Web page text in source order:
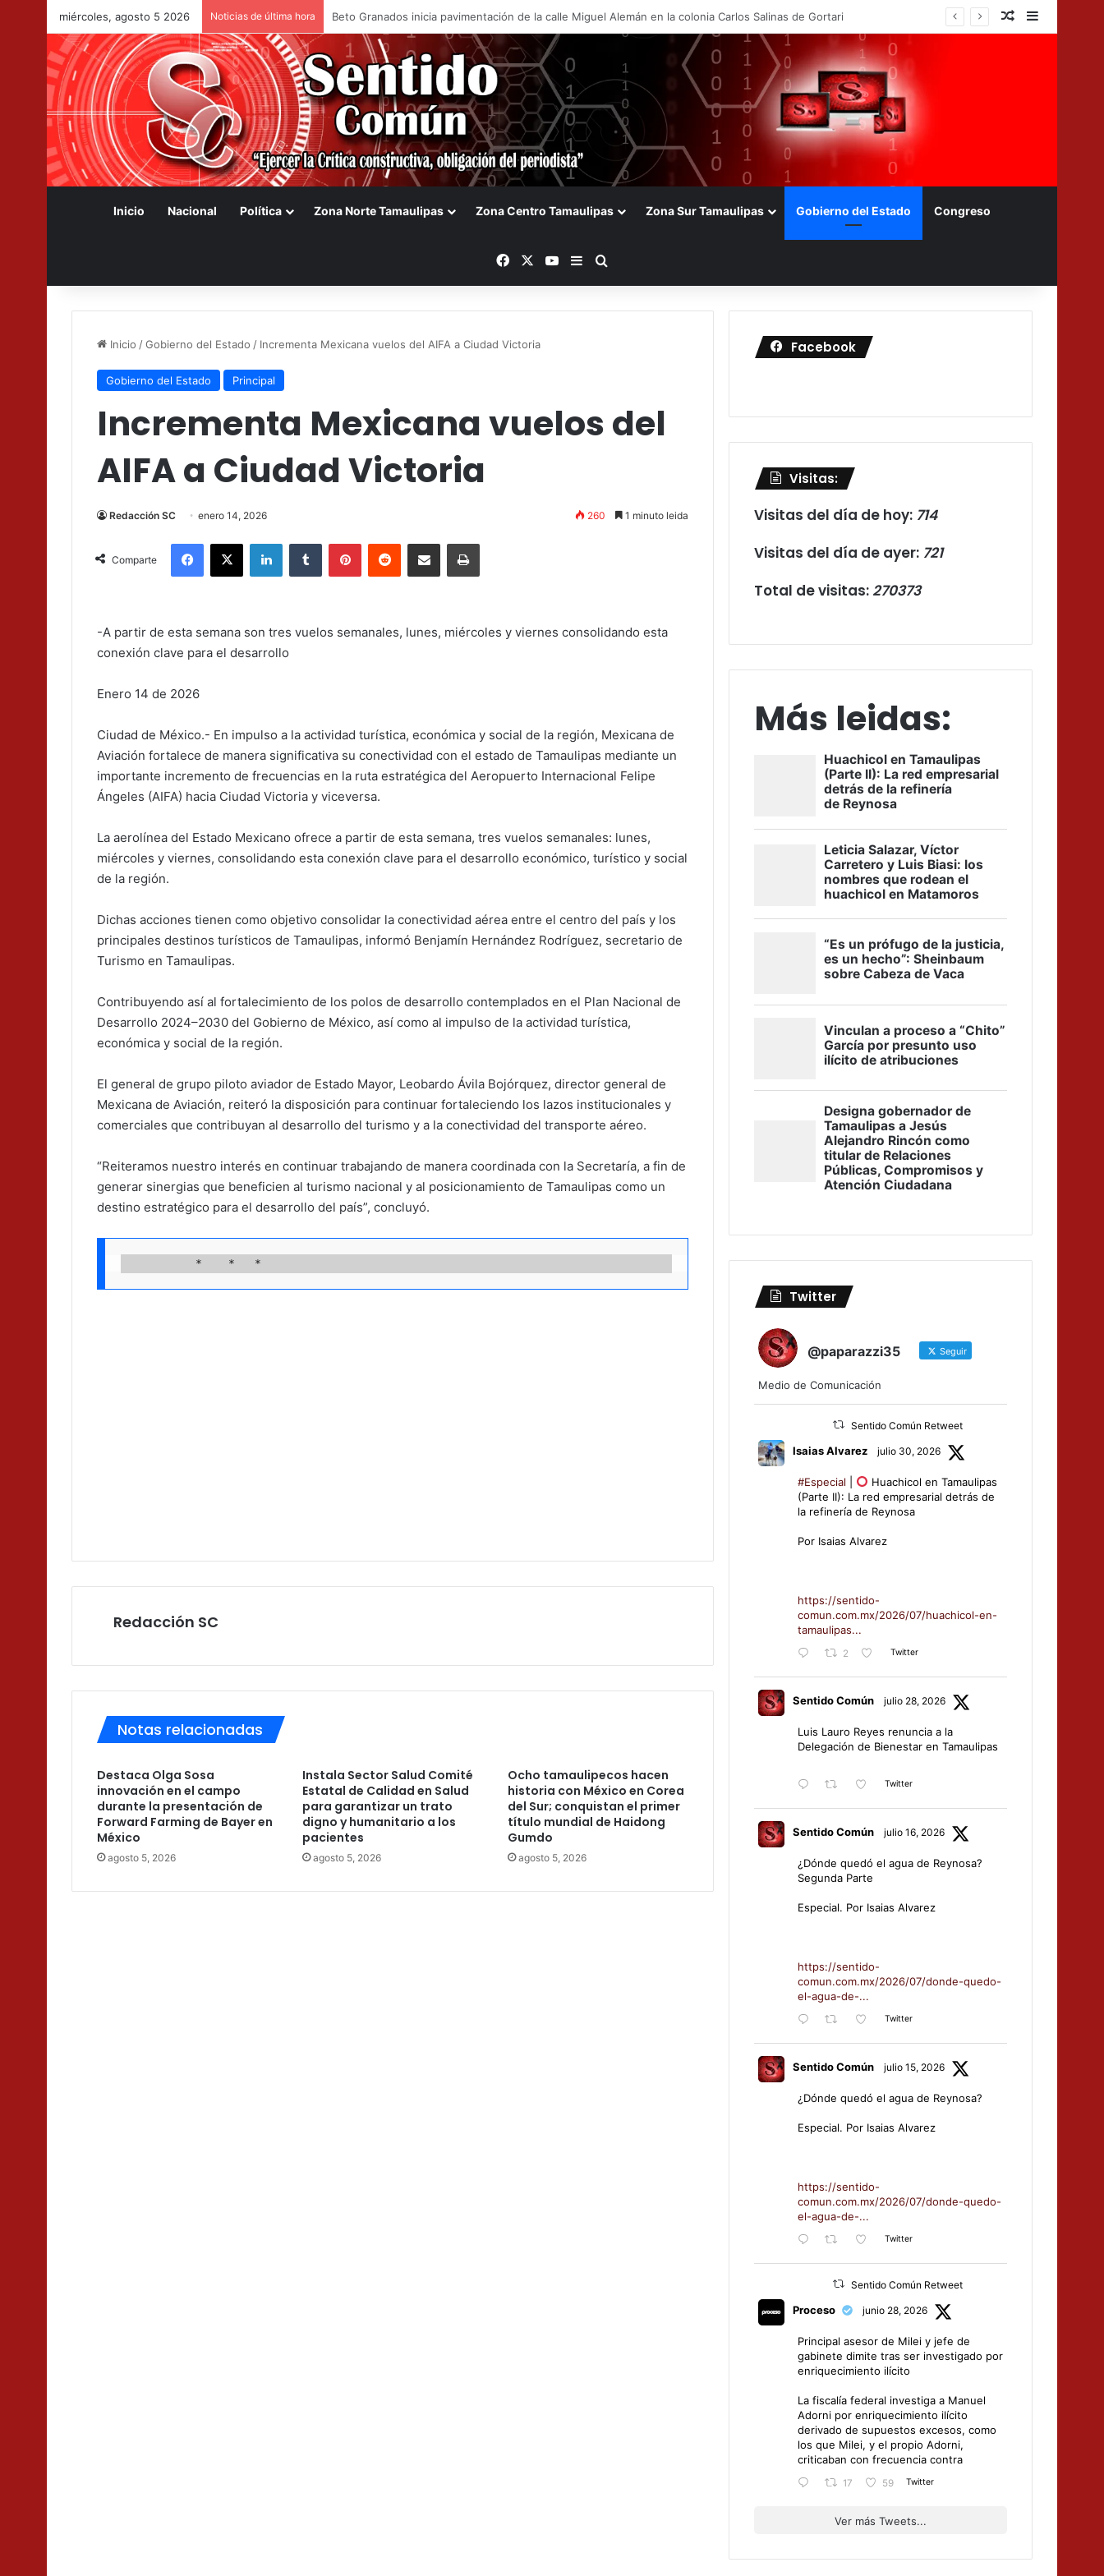
miércoles, agosto 5 2026 Noticias de última hora Destaca Olga Sosa innovación en el campo durante la presentación de Forward Farming de Bayer en México Nota aleatoria
Barra
Inicio Nacional Política Zona Norte Tamaulipas Zona Centro Tamaulipas Zona Sur Tamaulipas Gobierno del Estado Congreso
FacebookYouTubeBarra lateral
Inicio /Gobierno del Estado / Incrementa Mexicana vuelos del AIFA a Ciudad Victoria
Gobierno del Estado Principal
Incrementa Mexicana vuelos del
AIFA a Ciudad Victoria
Redacción SC enero 14, 2026 260 1 minuto leida
Comparte
Facebook
X LinkedInTumblr PinterestReddit Compartir vía email Imprimir
-A partir de esta semana son tres vuelos semanales, lunes, miércoles y viernes consolidando esta
conexión clave para el desarrollo
Enero 14 de 2026
Ciudad de México.- En impulso a la actividad turística, económica y social de la región, Mexicana de
Aviación fortalece de manera significativa su conectividad con el estado de Tamaulipas mediante un
importante incremento de frecuencias en la ruta estratégica del Aeropuerto Internacional Felipe
Ángeles (AIFA) hacia Ciudad Victoria y viceversa.
La aerolínea del Estado Mexicano ofrece a partir de esta semana, tres vuelos semanales: lunes,
miércoles y viernes, consolidando esta conexión clave para el desarrollo económico, turístico y social
de la región.
Dichas acciones tienen como objetivo consolidar la conectividad aérea entre el centro del país y los
principales destinos turísticos de Tamaulipas, informó Benjamín Hernández Rodríguez, secretario de
Turismo en Tamaulipas.
Contribuyendo así al fortalecimiento de los polos de desarrollo contemplados en el Plan Nacional de
Desarrollo 2024–2030 del Gobierno de México, así como al impulso de la actividad turística,
económica y social de la región.
El general de grupo piloto aviador de Estado Mayor, Leobardo Ávila Bojórquez, director general de
Mexicana de Aviación, reiteró la disposición para continuar fortaleciendo los lazos institucionales y
comerciales que contribuyan al desarrollo del turismo y a la conectividad del transporte aéreo.
“Reiteramos nuestro interés en continuar trabajando de manera coordinada con la Secretaría, a fin de
generar sinergias que beneficien al turismo nacional y al posicionamiento de Tamaulipas como un
destino estratégico para el desarrollo del país”, concluyó.
           *    *   *
Redacción SC
Notas relacionadas
Destaca Olga Sosa
innovación en el campo
durante la presentación de
Forward Farming de Bayer en
México
agosto 5, 2026
Instala Sector Salud Comité
Estatal de Calidad en Salud
para garantizar un trato
digno y humanitario a los
pacientes
agosto 5, 2026
Ocho tamaulipecos hacen
historia con México en Corea
del Sur; conquistan el primer
título mundial de Haidong
Gumdo
agosto 5, 2026
Facebook
Visitas:
Visitas del día de hoy: 714
Visitas del día de ayer: 721
Total de visitas: 270373
Más leidas:
Twitter
@paparazzi35 Seguir
Medio de Comunicación
Sentido Común Retweet
Isaias Alvarez julio 30, 2026
#Especial
Huachicol en Tamaulipas
(Parte II): La red empresarial detrás de
la refinería de Reynosa
Por Isaias Alvarez
https://sentido-
comun.com.mx/2026/07/huachicol-en-
tamaulipas...
2 Twitter
Sentido Común julio 28, 2026
Luis Lauro Reyes renuncia a la
Delegación de Bienestar en Tamaulipas
Twitter
Sentido Común julio 16, 2026
¿Dónde quedó el agua de Reynosa?
Segunda Parte
Especial. Por Isaias Alvarez
https://sentido-
comun.com.mx/2026/07/donde-quedo-
el-agua-de-...
Twitter
Sentido Común julio 15, 2026
¿Dónde quedó el agua de Reynosa?
Especial. Por Isaias Alvarez
https://sentido-
comun.com.mx/2026/07/donde-quedo-
el-agua-de-...
Twitter
Sentido Común Retweet
Proceso junio 28, 2026
Principal asesor de Milei y jefe de
gabinete dimite tras ser investigado por
enriquecimiento ilícito
La fiscalía federal investiga a Manuel
Adorni por enriquecimiento ilícito
derivado de supuestos excesos, como
los que Milei, y el propio Adorni,
criticaban con frecuencia contra
17 59 Twitter
Ver más Tweets...